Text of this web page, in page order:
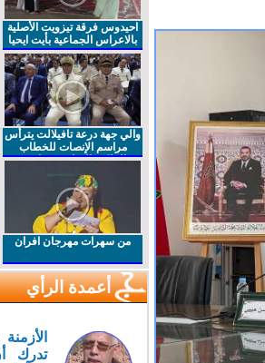
احيدوس فرقة تيزويت الأصلية
بالاعراس الجماعية بأيت ايحيا
والي جهة درعة تافيلالت يترأس
مراسم الإنصات للخطاب
الملكي السامي بمناسبة
من سهرات مهرجان افران
أعمدة الرأي
تدرك